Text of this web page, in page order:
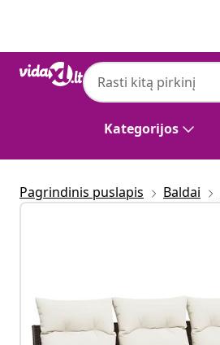
Kategorijos
Pagrindinis puslapis Baldai